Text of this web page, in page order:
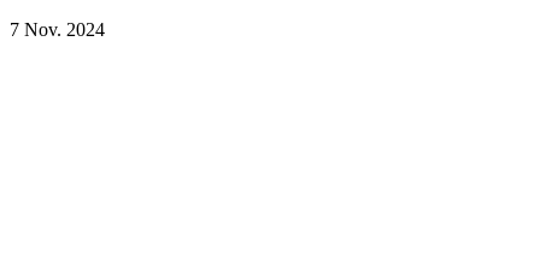
7 Nov. 2024